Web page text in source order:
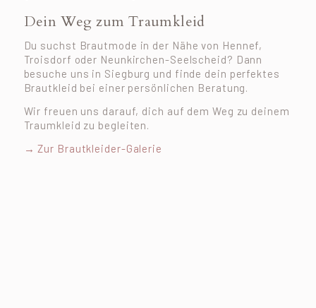
Dein Weg zum Traumkleid
Du suchst Brautmode in der Nähe von Hennef,
Troisdorf oder Neunkirchen-Seelscheid? Dann
besuche uns in Siegburg und finde dein perfektes
Brautkleid bei einer persönlichen Beratung.
Wir freuen uns darauf, dich auf dem Weg zu deinem
Traumkleid zu begleiten.
→ Zur Brautkleider-Galerie